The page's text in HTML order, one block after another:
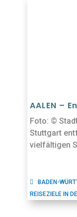
AALEN –
Foto: ©
Stuttgart
vielfältigen
BADEN-
REISEZIELE IN